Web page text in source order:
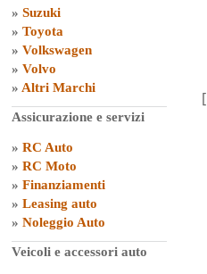
» Suzuki
» Toyota
» Volkswagen
» Volvo
» Altri Marchi
Assicurazione e servizi
» RC Auto
» RC Moto
» Finanziamenti
» Leasing auto
» Noleggio Auto
Veicoli e accessori auto
[